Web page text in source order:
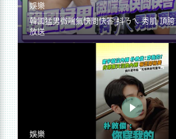
娛樂
韓國猛男微喘氣快問快答 抖ㄋㄟ 秀肌 頂
放送
娛樂